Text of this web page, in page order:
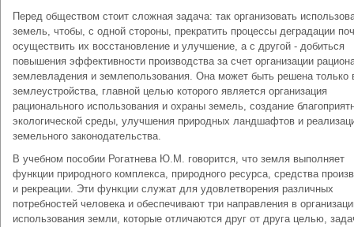
Перед обществом стоит сложная задача: так организовать
земель, чтобы, с одной стороны, прекратить процессы деградации
осуществить их восстановление и улучшение, а с другой - добиться
повышения эффективности производства за счет организации
землевладения и землепользования. Она может быть решена только
землеустройства, главной целью которого является организация
рационального использования и охраны земель, создание
экологической среды, улучшения природных ландшафтов и
земельного законодательства.
В учебном пособии Рогатнева Ю.М. говорится, что земля выполняет
функции природного комплекса, природного ресурса, средства
и рекреации. Эти функции служат для удовлетворения различных
потребностей человека и обеспечивают три направления в
использования земли, которые отличаются друг от друга целью,